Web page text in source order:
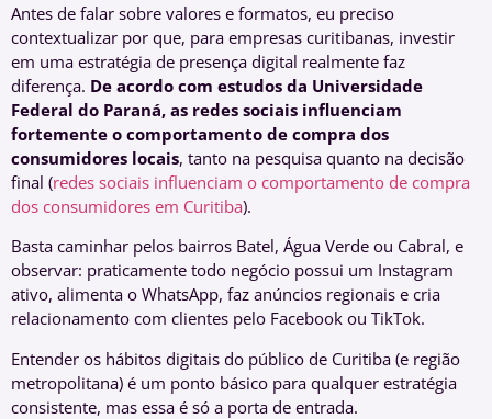
Antes de falar sobre valores e formatos, eu preciso
contextualizar por que, para empresas curitibanas, investir
em uma estratégia de presença digital realmente faz
diferença. De acordo com estudos da Universidade
Federal do Paraná, as redes sociais influenciam
fortemente o comportamento de compra dos
consumidores locais, tanto na pesquisa quanto na decisão
final (redes sociais influenciam o comportamento de compra
dos consumidores em Curitiba).
Basta caminhar pelos bairros Batel, Água Verde ou Cabral, e
observar: praticamente todo negócio possui um Instagram
ativo, alimenta o WhatsApp, faz anúncios regionais e cria
relacionamento com clientes pelo Facebook ou TikTok.
Entender os hábitos digitais do público de Curitiba (e região
metropolitana) é um ponto básico para qualquer estratégia
consistente, mas essa é só a porta de entrada.